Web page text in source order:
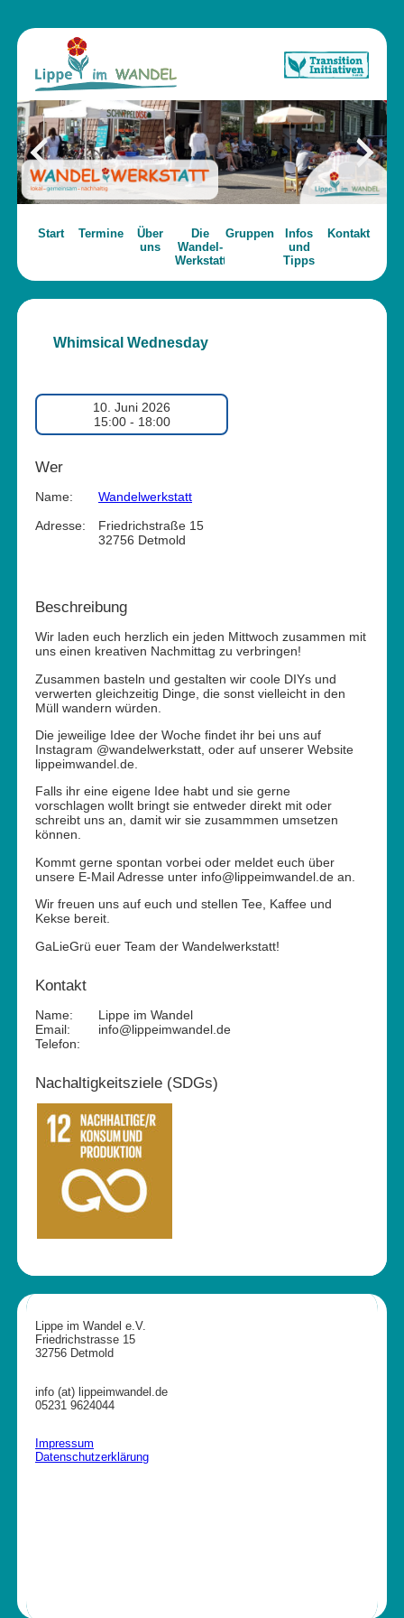
Start Termine
Über
uns
Die
Wandel-
Werkstatt
Gruppen
Infos
und
Tipps
Kontakt
Whimsical Wednesday
10. Juni 2026
15:00 - 18:00
Wer
Name:
Wandelwerkstatt
Adresse:
Friedrichstraße 15
32756 Detmold
Beschreibung
Wir laden euch herzlich ein jeden Mittwoch zusammen mit
uns einen kreativen Nachmittag zu verbringen!
Zusammen basteln und gestalten wir coole DIYs und
verwerten gleichzeitig Dinge, die sonst vielleicht in den
Müll wandern würden.
Die jeweilige Idee der Woche findet ihr bei uns auf
Instagram @wandelwerkstatt, oder auf unserer Website
lippeimwandel.de.
Falls ihr eine eigene Idee habt und sie gerne
vorschlagen wollt bringt sie entweder direkt mit oder
schreibt uns an, damit wir sie zusammmen umsetzen
können.
Kommt gerne spontan vorbei oder meldet euch über
unsere E-Mail Adresse unter info@lippeimwandel.de an.
Wir freuen uns auf euch und stellen Tee, Kaffee und
Kekse bereit.
GaLieGrü euer Team der Wandelwerkstatt!
Kontakt
Name:
Lippe im Wandel
Email:
info@lippeimwandel.de
Telefon:
Nachaltigkeitsziele (SDGs)
Lippe im Wandel e.V.
Friedrichstrasse 15
32756 Detmold
info (at) lippeimwandel.de
05231 9624044
Impressum
Datenschutzerklärung